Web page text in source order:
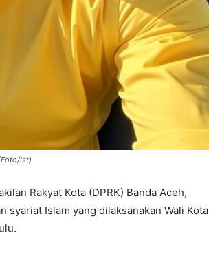
Ist)
Rakyat Kota (DPRK) Banda Aceh,
syariat Islam yang dilaksanakan Wali Kota